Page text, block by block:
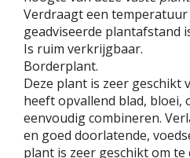
Verdraagt een temperatuur
geadviseerde plantafstand
Is ruim verkrijgbaar.
Borderplant.
Deze plant is zeer geschikt
heeft opvallend blad, bloei,
eenvoudig combineren.
en goed doorlatende,
plant is zeer geschikt om